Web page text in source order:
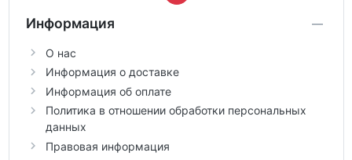
Информация
О нас
Информация о доставке
Информация об оплате
Политика в отношении обработки персональных
данных
Правовая информация